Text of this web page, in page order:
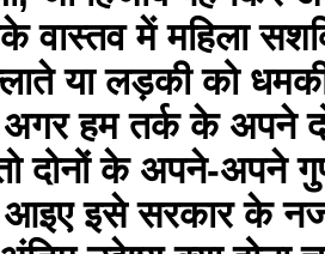
वास्तव में महिला
या लड़की को
हम तर्क के अपने
दोनों के अपने-अपने
इसे सरकार के